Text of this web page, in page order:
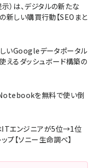
）は、デジタルの新たな
新しい購買行動【SEOまと
いGoogleデータポータル
るダッシュボード構築の
を無料で使い倒
ITエンジニアが5位→1位
プ【ソニー生命調べ】